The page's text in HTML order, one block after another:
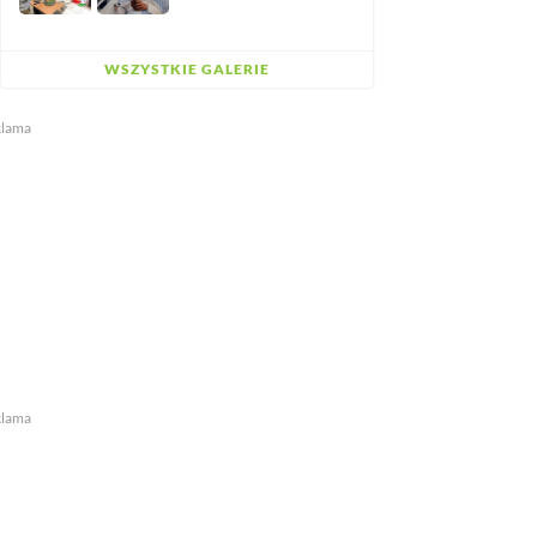
WSZYSTKIE GALERIE